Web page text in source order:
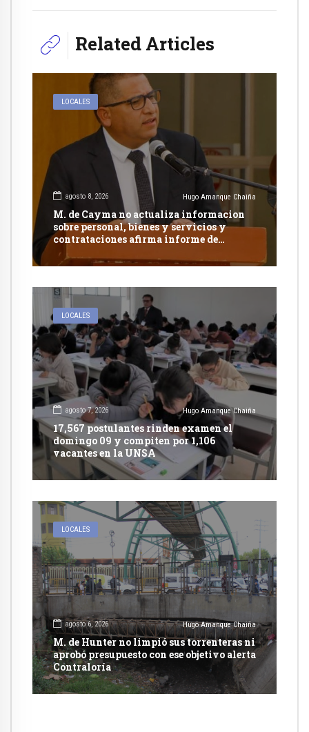
Related Articles
LOCALES
agosto 8, 2026 Hugo Amanque Chaiña
M. de Cayma no actualiza informacion
sobre personal, bienes y servicios y
contrataciones afirma informe de
Contraloría
LOCALES
agosto 7, 2026 Hugo Amanque Chaiña
17,567 postulantes rinden examen el
domingo 09 y compiten por 1,106
vacantes en la UNSA
LOCALES
agosto 6, 2026 Hugo Amanque Chaiña
M. de Hunter no limpió sus torrenteras ni
aprobó presupuesto con ese objetivo alerta
Contraloría